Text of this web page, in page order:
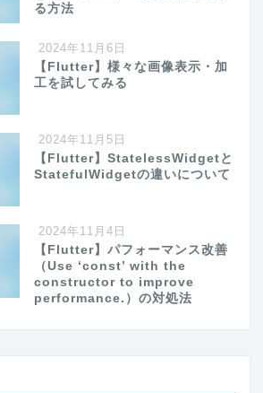
る方法
2024年11月6日
【Flutter】様々な画像表示・加
工を試してみる
2024年11月5日
【Flutter】StatelessWidgetと
StatefulWidgetの違いについて
2024年11月4日
【Flutter】パフォーマンス改善
（Use ‘const’ with the
constructor to improve
performance.）の対処法